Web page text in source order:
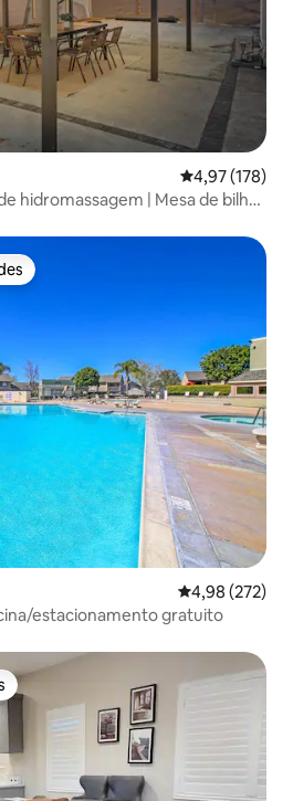
4,97 de uma
4,97 (178)
hidromassagem | Mesa de bilhar
dos hóspedes
4,98 de uma
4,98 (272)
estacionamento gratuito